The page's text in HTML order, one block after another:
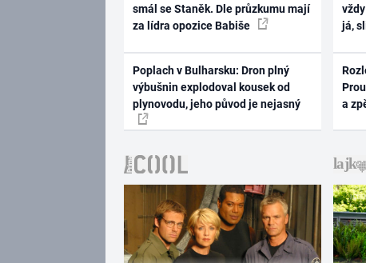
smál se Staněk. Dle průzkumu mají
za lídra opozice Babiše
Poplach v Bulharsku: Dron plný
výbušnin explodoval kousek od
plynovodu, jeho původ je nejasný
já,
a